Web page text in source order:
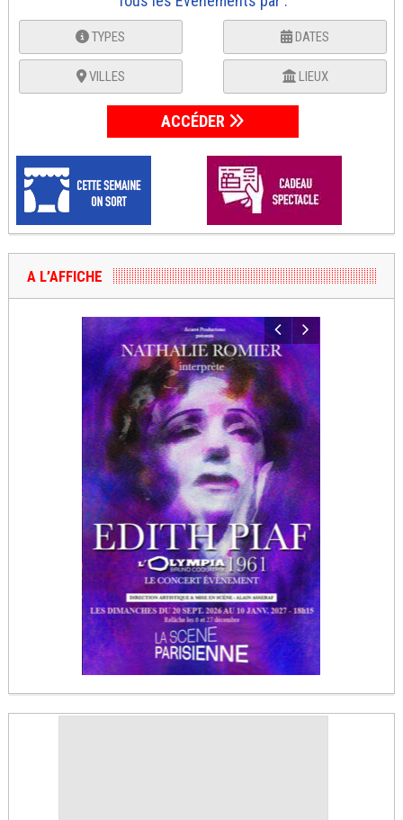
TYPES DATES
VILLES LIEUX
ACCÉDER
A L’AFFICHE